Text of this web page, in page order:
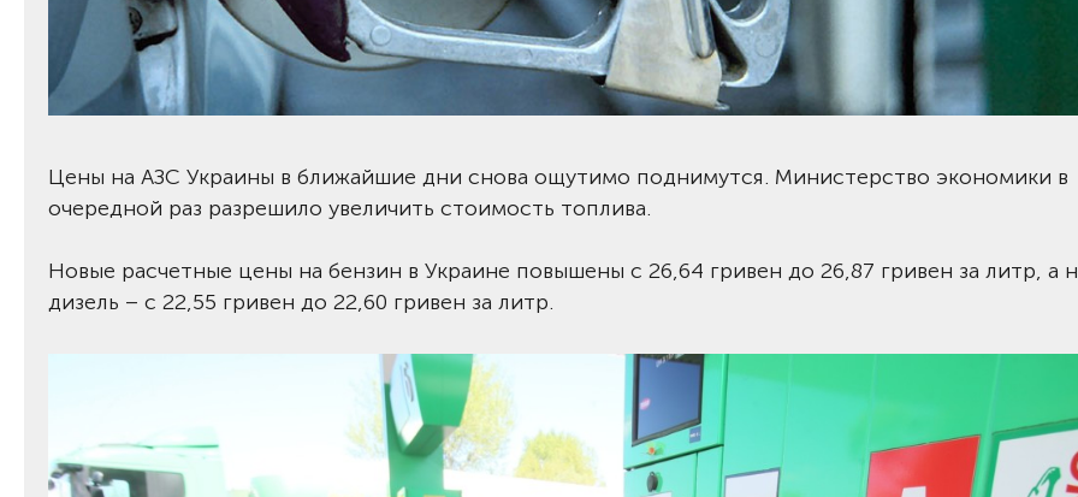
Цены на АЗС Украины в ближайшие дни снова ощутимо поднимутся. Министерство экономики в
очередной раз разрешило увеличить стоимость топлива.
Новые расчетные цены на бензин в Украине повышены с 26,64 гривен до 26,87 гривен за литр, а
дизель – с 22,55 гривен до 22,60 гривен за литр.